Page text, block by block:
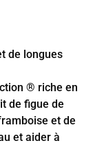
de longues
® riche en
de figue de
et de
et aider à